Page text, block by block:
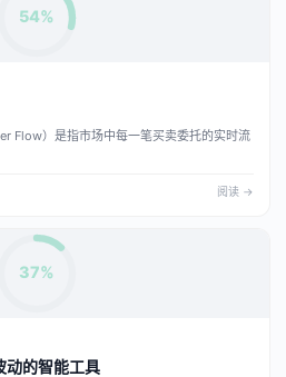
54%
Flow）是指市场中每一笔买卖委托的实时流
阅读 →
37%
动的智能工具